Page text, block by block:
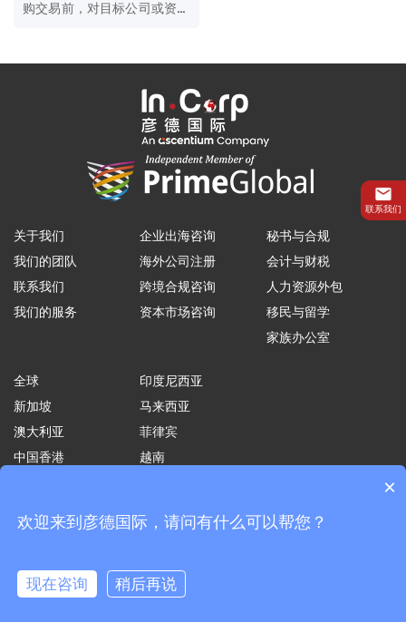
购交易前，对目标公司或资产
关于我们
我们的团队
联系我们
我们的服务
企业出海咨询
海外公司注册
跨境合规咨询
资本市场咨询
秘书与合规
会计与财税
人力资源外包
移民与留学
家族办公室
全球
新加坡
澳大利亚
中国香港
印度尼西亚
马来西亚
菲律宾
越南
政策·使用条款。
联系我们
×
欢迎来到彦德国际，请问有什么可以帮您？
现在咨询
稍后再说
在线咨询